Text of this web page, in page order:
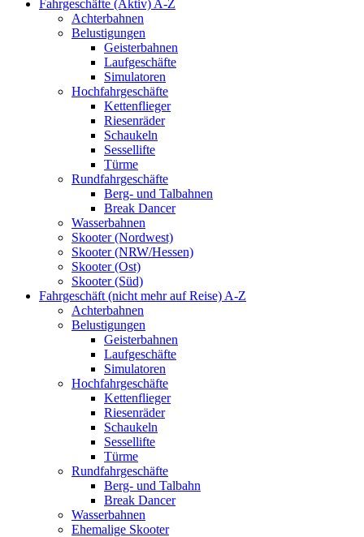
Fahrgeschäfte (Aktiv) A-Z
Achterbahnen
Belustigungen
Geisterbahnen
Laufgeschäfte
Simulatoren
Hochfahrgeschäfte
Kettenflieger
Riesenräder
Schaukeln
Sessellifte
Türme
Rundfahrgeschäfte
Berg- und Talbahnen
Break Dancer
Wasserbahnen
Skooter (Nordwest)
Skooter (NRW/Hessen)
Skooter (Ost)
Skooter (Süd)
Fahrgeschäft (nicht mehr auf Reise) A-Z
Achterbahnen
Belustigungen
Geisterbahnen
Laufgeschäfte
Simulatoren
Hochfahrgeschäfte
Kettenflieger
Riesenräder
Schaukeln
Sessellifte
Türme
Rundfahrgeschäfte
Berg- und Talbahn
Break Dancer
Wasserbahnen
Ehemalige Skooter